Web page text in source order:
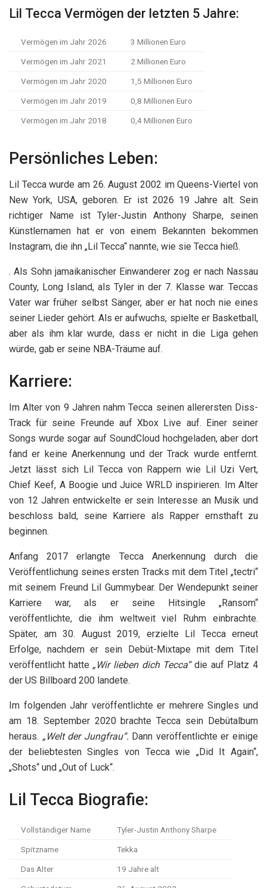
Lil Tecca Vermögen der letzten 5 Jahre:
Vermögen im Jahr 2026 3 Millionen Euro
Vermögen im Jahr 2021 2 Millionen Euro
Vermögen im Jahr 2020 1,5 Millionen Euro
Vermögen im Jahr 2019 0,8 Millionen Euro
Vermögen im Jahr 2018 0,4 Millionen Euro
Persönliches Leben:
Lil Tecca wurde am 26. August 2002 im Queens-Viertel von
New York, USA, geboren. Er ist 2026 19 Jahre alt. Sein
richtiger Name ist Tyler-Justin Anthony Sharpe, seinen
Künstlernamen hat er von einem Bekannten bekommen
Instagram, die ihn „Lil Tecca“ nannte, wie sie Tecca hieß.
. Als Sohn jamaikanischer Einwanderer zog er nach Nassau
County, Long Island, als Tyler in der 7. Klasse war. Teccas
Vater war früher selbst Sänger, aber er hat noch nie eines
seiner Lieder gehört. Als er aufwuchs, spielte er Basketball,
aber als ihm klar wurde, dass er nicht in die Liga gehen
würde, gab er seine NBA-Träume auf.
Karriere:
Im Alter von 9 Jahren nahm Tecca seinen allerersten Diss-
Track für seine Freunde auf Xbox Live auf. Einer seiner
Songs wurde sogar auf SoundCloud hochgeladen, aber dort
fand er keine Anerkennung und der Track wurde entfernt.
Jetzt lässt sich Lil Tecca von Rappern wie Lil Uzi Vert,
Chief Keef, A Boogie und Juice WRLD inspirieren. Im Alter
von 12 Jahren entwickelte er sein Interesse an Musik und
beschloss bald, seine Karriere als Rapper ernsthaft zu
beginnen.
Anfang 2017 erlangte Tecca Anerkennung durch die
Veröffentlichung seines ersten Tracks mit dem Titel „tectri“
mit seinem Freund Lil Gummybear. Der Wendepunkt seiner
Karriere war, als er seine Hitsingle „Ransom“
veröffentlichte, die ihm weltweit viel Ruhm einbrachte.
Später, am 30. August 2019, erzielte Lil Tecca erneut
Erfolge, nachdem er sein Debüt-Mixtape mit dem Titel
veröffentlicht hatte „Wir lieben dich Tecca“die auf Platz 4
der US Billboard 200 landete.
Im folgenden Jahr veröffentlichte er mehrere Singles und
am 18. September 2020 brachte Tecca sein Debütalbum
heraus. „Welt der Jungfrau“. Dann veröffentlichte er einige
der beliebtesten Singles von Tecca wie „Did It Again“,
„Shots“ und „Out of Luck“.
Lil Tecca Biografie:
Vollständiger Name Tyler-Justin Anthony Sharpe
Spitzname Tekka
Das Alter 19 Jahre alt